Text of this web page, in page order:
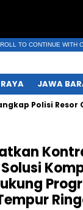
TO CONTINUE WITH
JAWA
Polisi Resor